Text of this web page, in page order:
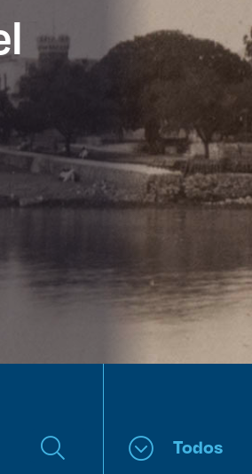
Carreras
Derecho
Becas
Sustentabilidad
Todos